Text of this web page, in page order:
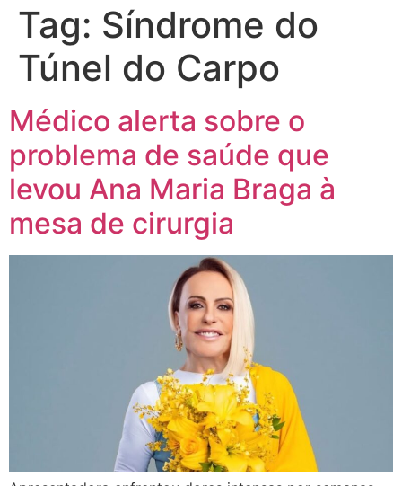
Tag: Síndrome do
Túnel do Carpo
Médico alerta sobre o
problema de saúde que
levou Ana Maria Braga à
mesa de cirurgia